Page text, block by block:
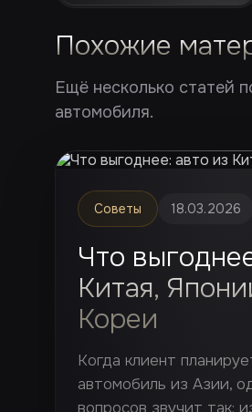
Похожие
Ещё несколько статей
автомобиля.
Советы 18.03.2026
Что
Китая,
Кореи
Когда клиент
автомобиль из Азии,
вопросов звучит так: